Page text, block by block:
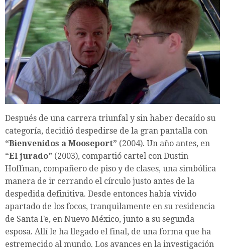
Después de una carrera triunfal y sin haber decaído su
categoría, decidió despedirse de la gran pantalla con
“Bienvenidos a Mooseport” (2004). Un año antes, en
“El jurado” (2003), compartió cartel con Dustin
Hoffman, compañero de piso y de clases, una simbólica
manera de ir cerrando el círculo justo antes de la
despedida definitiva. Desde entonces había vivido
apartado de los focos, tranquilamente en su residencia
de Santa Fe, en Nuevo México, junto a su segunda
esposa. Allí le ha llegado el final, de una forma que ha
estremecido al mundo. Los avances en la investigación